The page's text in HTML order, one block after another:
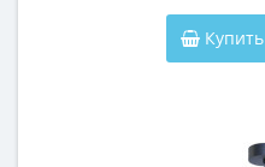
Купить